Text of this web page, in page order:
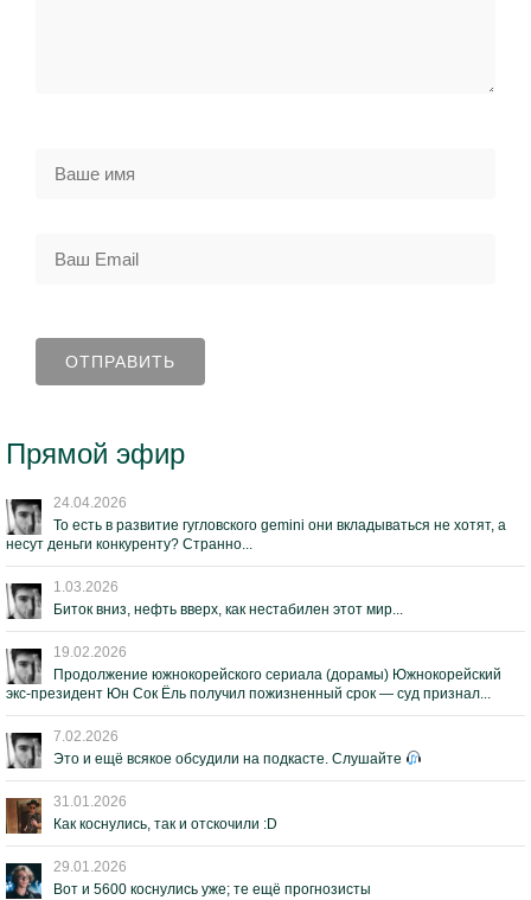
Прямой эфир
24.04.2026
То есть в развитие гугловского gemini они вкладываться не хотят, а
несут деньги конкуренту? Странно...
1.03.2026
Биток вниз, нефть вверх, как нестабилен этот мир...
19.02.2026
Продолжение южнокорейского сериала (дорамы) Южнокорейский
экс-президент Юн Сок Ёль получил пожизненный срок — суд признал...
7.02.2026
Это и ещё всякое обсудили на подкасте. Слушайте
31.01.2026
Как коснулись, так и отскочили :D
29.01.2026
Вот и 5600 коснулись уже; те ещё прогнозисты